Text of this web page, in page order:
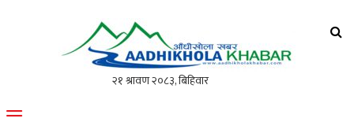
मोफसलकै लोकप्रिय अनलाइन पत्रिका